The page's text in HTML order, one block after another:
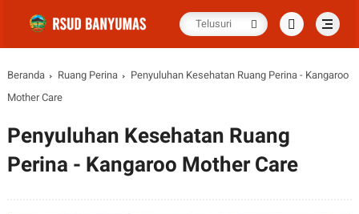
Beranda Ruang Perina
Penyuluhan Kesehatan Ruang Perina - Kangaroo
Mother Care
Penyuluhan Kesehatan Ruang
Perina - Kangaroo Mother Care